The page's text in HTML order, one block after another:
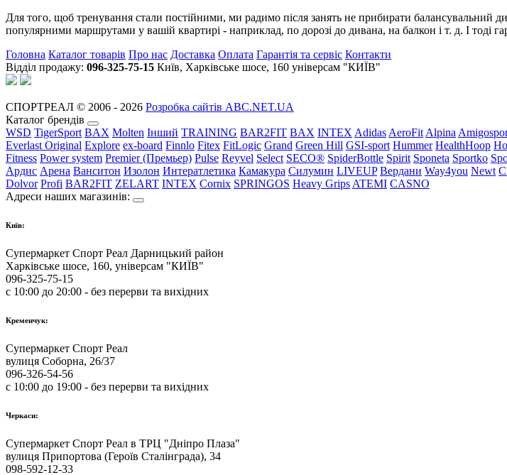
Для того, щоб тренування стали постійними, ми радимо після занять не прибирати балансувальний
популярними маршрутами у вашій квартирі - наприклад, по дорозі до дивана, на балкон і т. д. І тоді
Головна Каталог товарів Про нас Доставка Оплата Гарантія та сервіс Контакти
Відділ продажу: 096-325-75-15 Київ, Харківське шосе, 160 універсам "КИЇВ"
СПОРТРЕАЛ © 2006 - 2026 Розробка сайтів ABC.NET.UA
Каталог брендів
WSD TigerSport BAX Molten Інший TRAINING BAR2FIT BAX INTEX Adidas AeroFit Alpina
Everlast Original Explore ex-board Finnlo Fitex FitLogic Grand Green Hill GSI-sport Hummer HealthHoop
Fitness Power system Premier (Премьер) Pulse Reyvel Select SECO® SpiderBottle Spirit Sponeta Sportko
Ардис Арена Ванситон Изолон Интератлетика Камакура Силумин LIVEUP Вердани Way4you Newt
Dolvor Profi BAR2FIT ZELART INTEX Cornix SPRINGOS Heavy Grips ATEMI CASNO
Адреси наших магазинів:
Київ:
Супермаркет Спорт Реал Дарницький район
Харківське шосе, 160, універсам "КИЇВ"
096-325-75-15
с 10:00 до 20:00 - без перерви та вихідних
Кременчук:
Супермаркет Спорт Реал
вулиця Соборна, 26/37
096-326-54-56
с 10:00 до 19:00 - без перерви та вихідних
Черкаси:
Супермаркет Спорт Реал в ТРЦ "Дніпро Плаза"
вулиця Припортова (Героїв Сталінграда), 34
098-592-12-33